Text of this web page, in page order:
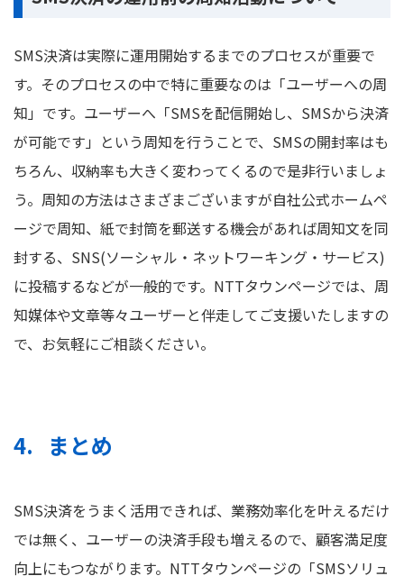
SMS決済は実際に運用開始するまでのプロセスが重要で
す。そのプロセスの中で特に重要なのは「ユーザーへの周
知」です。ユーザーへ「SMSを配信開始し、SMSから決済
が可能です」という周知を行うことで、SMSの開封率はも
ちろん、収納率も大きく変わってくるので是非行いましょ
う。周知の方法はさまざまございますが自社公式ホームペ
ージで周知、紙で封筒を郵送する機会があれば周知文を同
封する、SNS(ソーシャル・ネットワーキング・サービス)
に投稿するなどが一般的です。NTTタウンページでは、周
知媒体や文章等々ユーザーと伴走してご支援いたしますの
で、お気軽にご相談ください。
まとめ
SMS決済をうまく活用できれば、業務効率化を叶えるだけ
では無く、ユーザーの決済手段も増えるので、顧客満足度
向上にもつながります。NTTタウンページの「SMSソリュ